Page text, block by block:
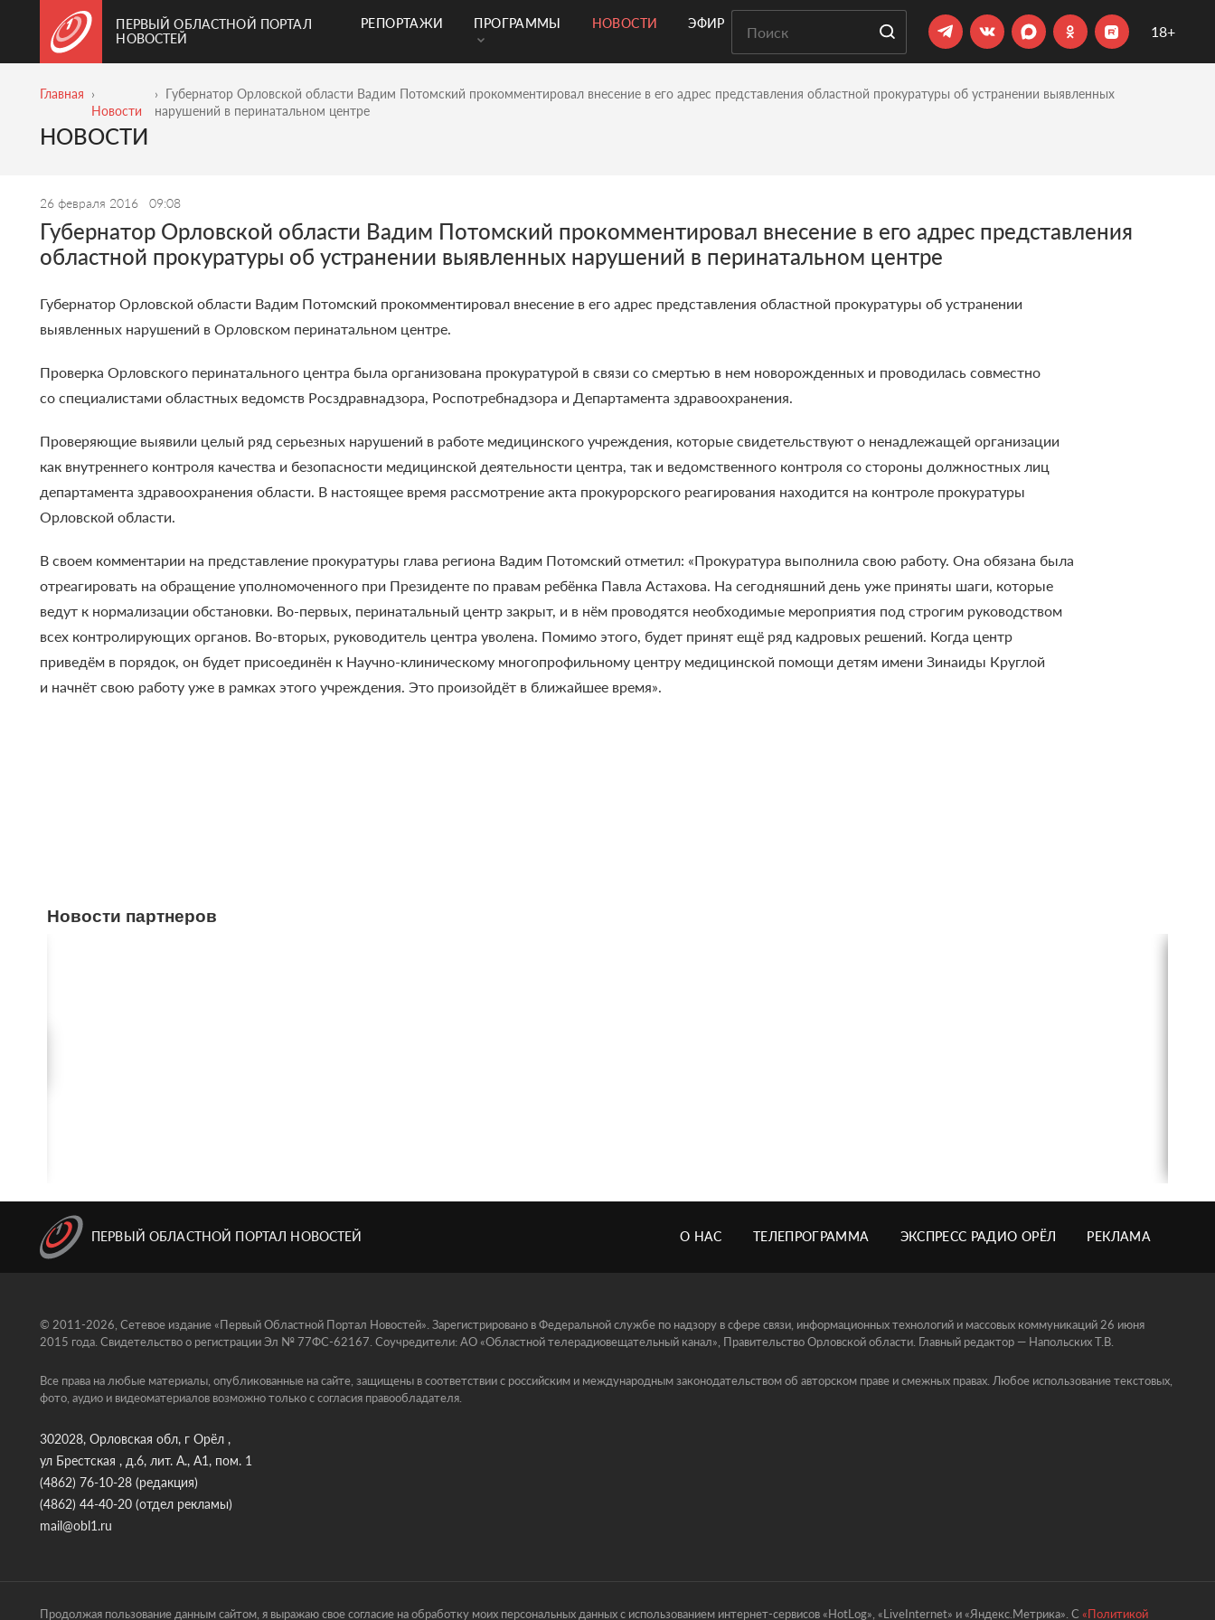
ПЕРВЫЙ ОБЛАСТНОЙ ПОРТАЛ
НОВОСТЕЙ
РЕПОРТАЖИ ПРОГРАММЫ НОВОСТИ ЭФИР 18+
Главная
Новости
Губернатор Орловской области Вадим Потомский прокомментировал внесение в его адрес представления областной прокуратуры об устранении выявленных
нарушений в перинатальном центре
НОВОСТИ
26 февраля 2016 09:08
Губернатор Орловской области Вадим Потомский прокомментировал внесение в его адрес представления
областной прокуратуры об устранении выявленных нарушений в перинатальном центре
Губернатор Орловской области Вадим Потомский прокомментировал внесение в его адрес представления областной прокуратуры об устранении
выявленных нарушений в Орловском перинатальном центре.
Проверка Орловского перинатального центра была организована прокуратурой в связи со смертью в нем новорожденных и проводилась совместно
со специалистами областных ведомств Росздравнадзора, Роспотребнадзора и Департамента здравоохранения.
Проверяющие выявили целый ряд серьезных нарушений в работе медицинского учреждения, которые свидетельствуют о ненадлежащей организации
как внутреннего контроля качества и безопасности медицинской деятельности центра, так и ведомственного контроля со стороны должностных лиц
департамента здравоохранения области. В настоящее время рассмотрение акта прокурорского реагирования находится на контроле прокуратуры
Орловской области.
В своем комментарии на представление прокуратуры глава региона Вадим Потомский отметил: «Прокуратура выполнила свою работу. Она обязана была
отреагировать на обращение уполномоченного при Президенте по правам ребёнка Павла Астахова. На сегодняшний день уже приняты шаги, которые
ведут к нормализации обстановки. Во-первых, перинатальный центр закрыт, и в нём проводятся необходимые мероприятия под строгим руководством
всех контролирующих органов. Во-вторых, руководитель центра уволена. Помимо этого, будет принят ещё ряд кадровых решений. Когда центр
приведём в порядок, он будет присоединён к Научно-клиническому многопрофильному центру медицинской помощи детям имени Зинаиды Круглой
и начнёт свою работу уже в рамках этого учреждения. Это произойдёт в ближайшее время».
Новости партнеров
ПЕРВЫЙ ОБЛАСТНОЙ ПОРТАЛ НОВОСТЕЙ О НАС ТЕЛЕПРОГРАММА ЭКСПРЕСС РАДИО ОРЁЛ РЕКЛАМА
© 2011-2026, Сетевое издание «Первый Областной Портал Новостей». Зарегистрировано в Федеральной службе по надзору в сфере связи, информационных технологий и массовых коммуникаций 26 июня
2015 года. Свидетельство о регистрации Эл № 77ФС-62167. Соучредители: АО «Областной телерадиовещательный канал», Правительство Орловской области. Главный редактор — Напольских Т.В.
Все права на любые материалы, опубликованные на сайте, защищены в соответствии с российским и международным законодательством об авторском праве и смежных правах. Любое использование текстовых,
фото, аудио и видеоматериалов возможно только с согласия правообладателя.
302028, Орловская обл, г Орёл ,
ул Брестская , д.6, лит. А., А1, пом. 1
(4862) 76-10-28 (редакция)
(4862) 44-40-20 (отдел рекламы)
mail@obl1.ru
Продолжая пользование данным сайтом, я выражаю свое согласие на обработку моих персональных данных с использованием интернет-сервисов «HotLog», «LiveInternet» и «Яндекс.Метрика». С«Политикой